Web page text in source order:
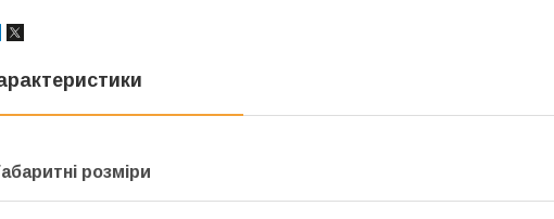
розміри